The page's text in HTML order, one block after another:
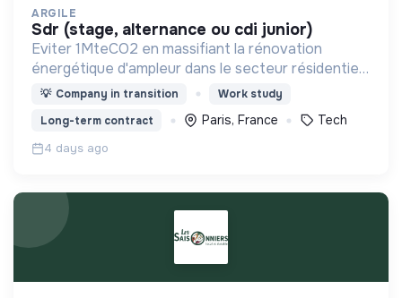
ARGILE
sdr (stage, alternance ou cdi junior)
Eviter 1MteCO2 en massifiant la rénovation
énergétique d'ampleur dans le secteur résidentiel,
grâce à l'IA
💡 Company in transition
Work study
Long-term contract
Paris, France Tech
4 days ago